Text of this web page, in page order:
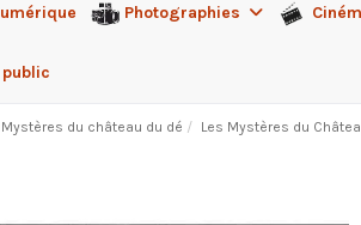
Photographies
Mystères du château du dé Les Mystères du